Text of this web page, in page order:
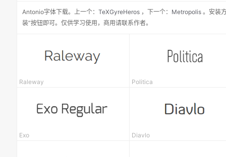
Antonio字体下载。 上一个： TeXGyreHeros ， 下一个： Metropolis 。安装
装”按钮即可。仅供学习使用，商用请联系作者。
Raleway Politica
Exo Diavlo